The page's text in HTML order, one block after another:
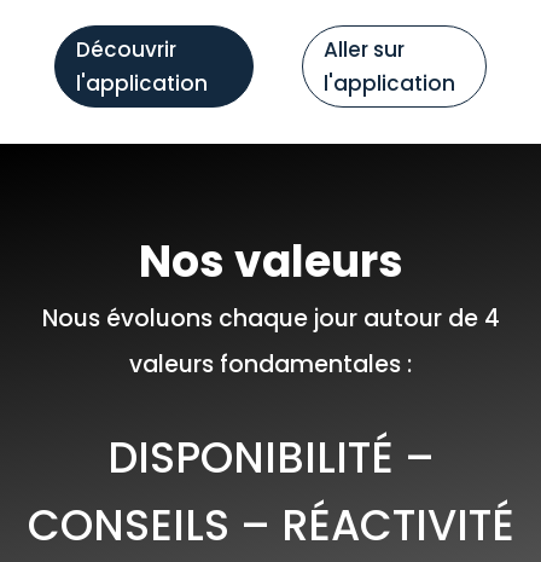
Découvrir
l'application
Aller sur
l'application
Nos valeurs
Nous évoluons chaque jour autour de 4
valeurs fondamentales :
DISPONIBILITÉ –
CONSEILS – RÉACTIVITÉ